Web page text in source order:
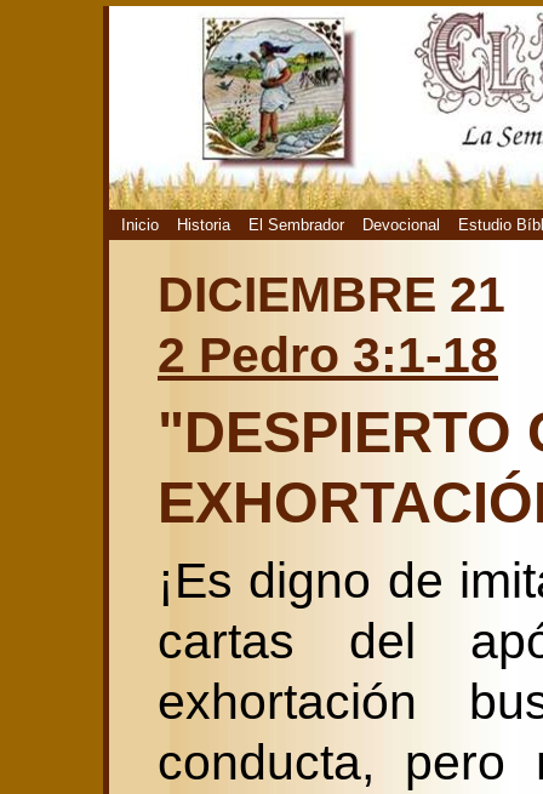
Inicio Historia El Sembrador Devocional Estudio
DICIEMBRE 21
2 Pedro 3:1-18
"DESPIERTO
¡Es digno de
cartas del
exhortación
conducta,